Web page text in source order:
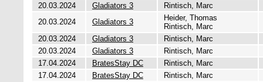
20.03.2024
Gladiators 3
Rintisch, Marc
20.03.2024
Gladiators 3
Heider, Thomas
Rintisch, Marc
20.03.2024
Gladiators 3
Rintisch, Marc
20.03.2024
Gladiators 3
Rintisch, Marc
17.04.2024
BratesStay DC
Rintisch, Marc
17.04.2024
BratesStay DC
Rintisch, Marc